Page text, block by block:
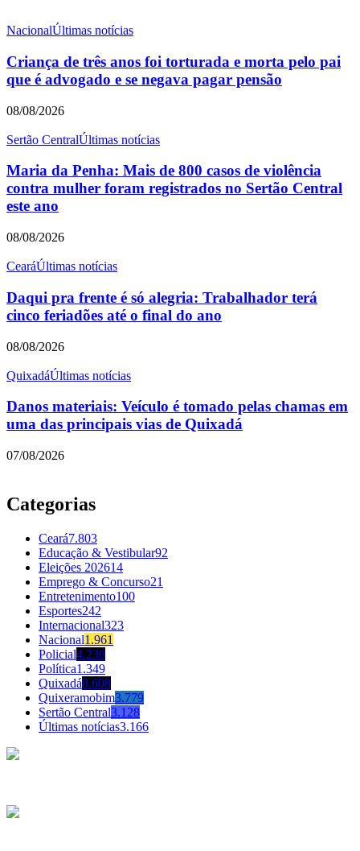
NacionalÚltimas notícias
Criança de três anos foi torturada e morta pelo pai
que é advogado e se negava pagar pensão
08/08/2026
Sertão CentralÚltimas notícias
Maria da Penha: Mais de 800 casos de violência
contra mulher foram registrados no Sertão Central
este ano
08/08/2026
CearáÚltimas notícias
Daqui pra frente é só alegria: Trabalhador terá
cinco feriadões até o final do ano
08/08/2026
QuixadáÚltimas notícias
Danos materiais: Veículo é tomado pelas chamas em
uma das principais vias de Quixadá
07/08/2026
Categorias
Ceará7.803
Educação & Vestibular92
Eleições 202614
Emprego & Concurso21
Entretenimento100
Esportes242
Internacional323
Nacional1.961
Policial4.230
Política1.349
Quixadá8.608
Quixeramobim3.779
Sertão Central3.128
Últimas notícias3.166